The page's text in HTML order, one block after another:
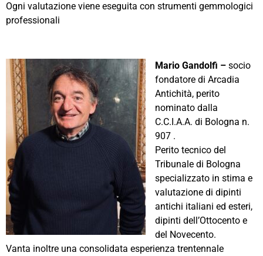
Ogni valutazione viene eseguita con strumenti gemmologici
professionali
Mario Gandolfi – socio
fondatore di Arcadia
Antichità, perito
nominato dalla
C.C.I.A.A. di Bologna n.
907 .
Perito tecnico del
Tribunale di Bologna
specializzato in stima e
valutazione di dipinti
antichi italiani ed esteri,
dipinti dell’Ottocento e
del Novecento.
Vanta inoltre una consolidata esperienza trentennale